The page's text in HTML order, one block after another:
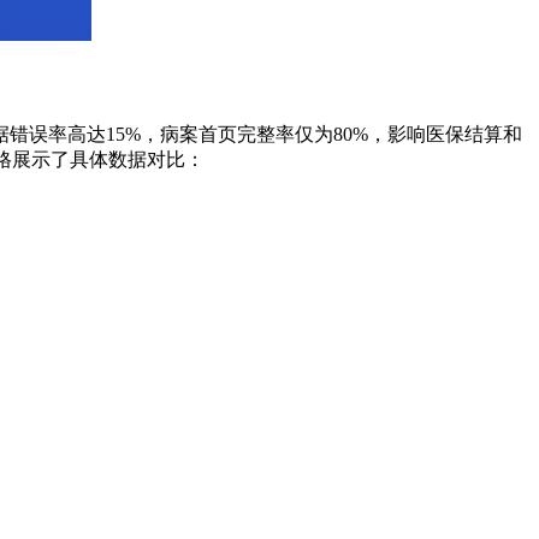
误率高达15%，病案首页完整率仅为80%，影响医保结算和
示了具体数据对比：